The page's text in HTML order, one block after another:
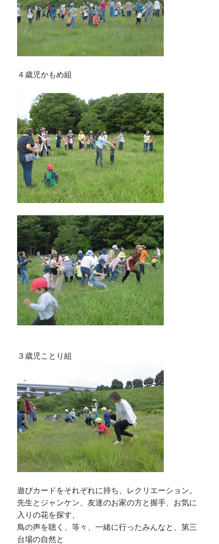
４歳児かもめ組
３歳児ことり組
遊びカードをそれぞれに持ち、レクリエーション。
先生とジャンケン、友達のお家の方と握手、お気に
入りの花を探す、
鳥の声を聴く、等々、一緒に行ったみんなと、第三
台場の自然と